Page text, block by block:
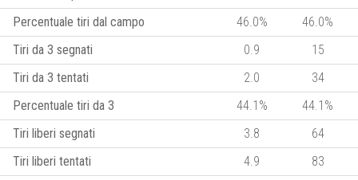
Percentuale tiri dal campo
46.0%
46.0%
Tiri da 3 segnati
0.9
15
Tiri da 3 tentati
2.0
34
Percentuale tiri da 3
44.1%
44.1%
Tiri liberi segnati
3.8
64
Tiri liberi tentati
4.9
83